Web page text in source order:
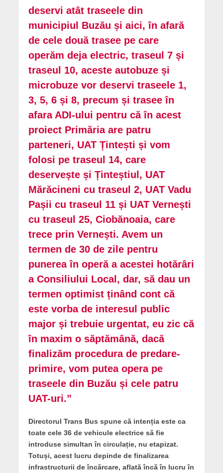
deservi atât traseele din
municipiul Buzău și aici, în afară
de cele două trasee pe care
operăm deja electric, traseul 7 și
traseul 10, aceste autobuze și
microbuze vor deservi traseele 1,
3, 5, 6 și 8, precum și trasee în
afara ADI-ului pentru că în acest
proiect Primăria are patru
parteneri, UAT Țintești și vom
folosi pe traseul 14, care
deservește și Ținteștiul, UAT
Mărăcineni cu traseul 2, UAT Vadu
Pașii cu traseul 11 și UAT Vernești
cu traseul 25, Ciobănoaia, care
trece prin Vernești. Avem un
termen de 30 de zile pentru
punerea în operă a acestei hotărâri
a Consiliului Local, dar, să dau un
termen optimist ținând cont că
este vorba de interesul public
major și trebuie urgentat, eu zic că
în maxim o săptămână, dacă
finalizăm procedura de predare-
primire, vom putea opera pe
traseele din Buzău și cele patru
UAT-uri.”
Directorul Trans Bus spune că intenția este ca
toate cele 36 de vehicule electrice să fie
introduse simultan în circulație, nu etapizat.
Totuși, acest lucru depinde de finalizarea
infrastructurii de încărcare, aflată încă în lucru în